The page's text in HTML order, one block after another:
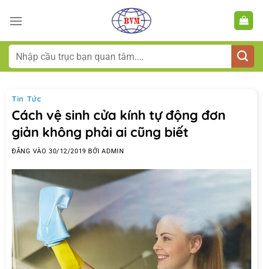
qua
dungTìm
kiếm:
Tin Tức
Cách vệ sinh cửa kính tự động đơn
giản không phải ai cũng biết
ĐĂNG VÀO30/12/2019 BỞIADMIN